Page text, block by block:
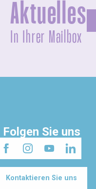
Aktuelles
In Ihrer Mailbox
Folgen Sie uns
Kontaktieren Sie uns